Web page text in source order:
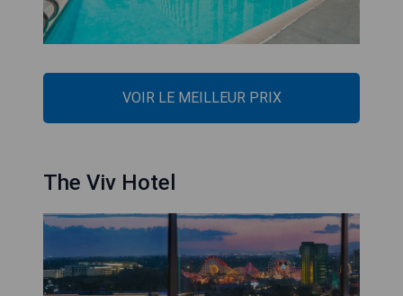
VOIR LE MEILLEUR PRIX
The Viv Hotel